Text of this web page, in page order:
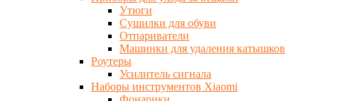
Утюги
Сушилки для обуви
Отпариватели
Машинки для удаления катышков
Роутеры
Усилитель сигнала
Наборы инструментов Xiaomi